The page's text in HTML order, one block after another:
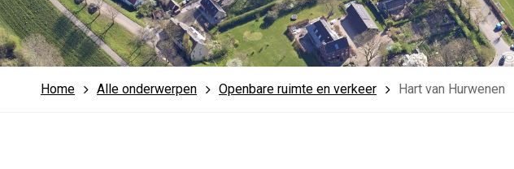
Home Alle onderwerpen Openbare ruimte en verkeer Hart van Hurwenen